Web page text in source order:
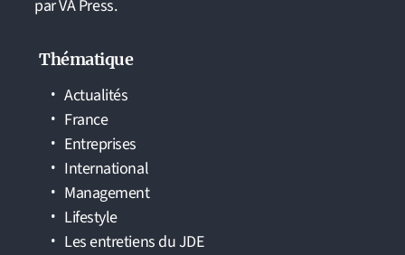
par VA Press.
Thématique
Actualités
France
Entreprises
International
Management
Lifestyle
Les entretiens du JDE